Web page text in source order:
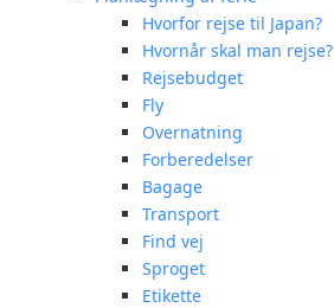
Hvorfor rejse til Japan?
Hvornår skal man rejse?
Rejsebudget
Fly
Overnatning
Forberedelser
Bagage
Transport
Find vej
Sproget
Etikette